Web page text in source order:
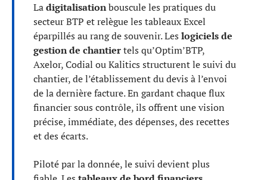
Ladigitalisationbouscule les pratiques du
secteur BTP et relègue les tableaux Excel
éparpillés au rang de souvenir. Les logiciels de
gestion de chantiertels qu’Optim’BTP,
Axelor, Codial ou Kalitics structurent le suivi du
chantier, de l’établissement du devis à l’envoi
de la dernière facture. En gardant chaque flux
financier sous contrôle, ils offrent une vision
précise, immédiate, des dépenses, des recettes
et des écarts.
Piloté par la donnée, le suivi devient plus